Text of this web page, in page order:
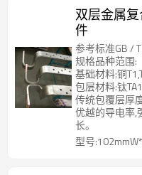
双层金属
件
参考标准GB /
规格品种范围:
基础材料:铜
包层材料:钛
传统包覆层厚
优越的导电率,
长。
型号